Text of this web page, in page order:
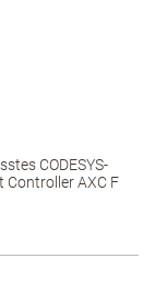
CODESYS-
Controller AXC F